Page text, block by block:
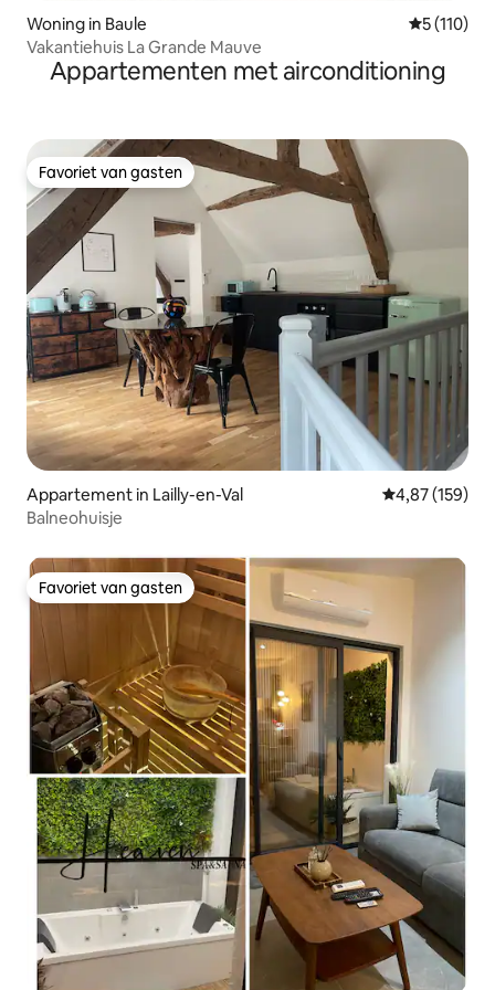
Woning in Baule
5 (110)
Vakantiehuis La Grande Mauve
Appartementen met airconditioning
Favoriet van gasten
Favoriet van gasten
Appartement in Lailly-en-Val Gemiddelde
4,87 (159)
Balneohuisje
Favoriet van gasten
Favoriet van gasten